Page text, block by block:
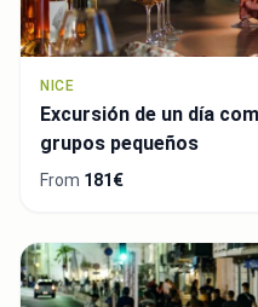
NICE
Excursión de un día
grupos pequeños
From 181€